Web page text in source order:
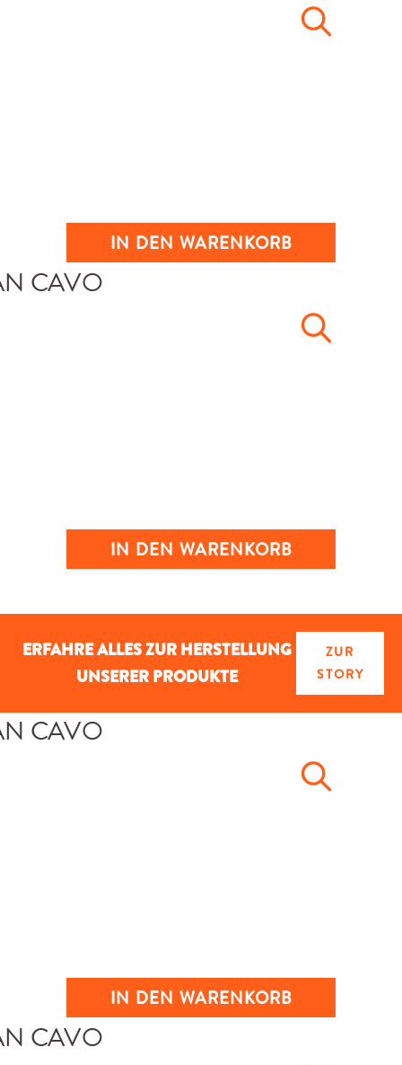
IN DEN WARENKORB
IN DEN WARENKORB
ERFAHRE ALLES ZUR HERSTELLUNG
UNSERER PRODUKTE
ZUR
STORY
IN DEN WARENKORB